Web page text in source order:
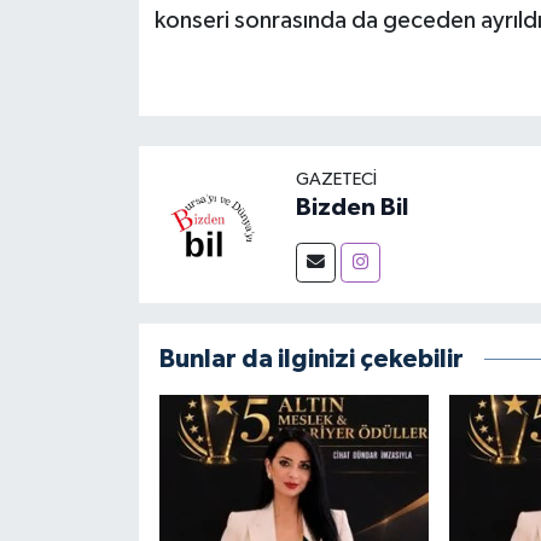
konseri sonrasında da geceden
GAZETECI
Bizden Bil
Bunlar da ilginizi çekebilir